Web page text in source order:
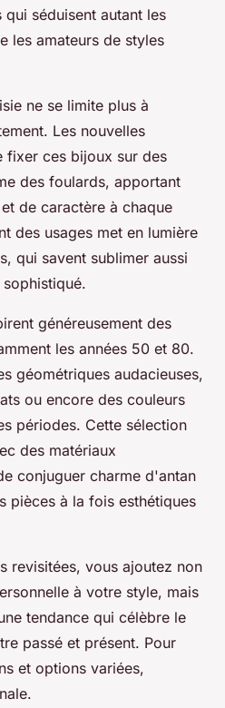
séduisent autant les
les amateurs de styles
ne se limite plus à
Les nouvelles
fixer ces bijoux sur des
des foulards, apportant
de caractère à chaque
des usages met en lumière
qui savent sublimer aussi
généreusement des
les années 50 et 80.
géométriques audacieuses,
ou encore des couleurs
périodes. Cette sélection
des matériaux
conjuguer charme d'antan
pièces à la fois esthétiques
revisitées, vous ajoutez non
à votre style, mais
tendance qui célèbre le
passé et présent. Pour
et options variées,